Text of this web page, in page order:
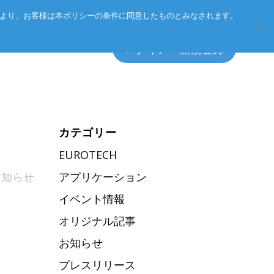
Eurotechグループ お客様サポート お問い合わせ
ログイン・新規登録
エッジソフトウェア
アクセサリ
総合カタログのダウンロード
製品検索
ポリシー
らせ
カテゴリー
EUROTECH
アプリケーション
イベント情報
オリジナル記事
お知らせ
プレスリリース
、お客様は本ポリシーの条件に同意したものとみなされます。